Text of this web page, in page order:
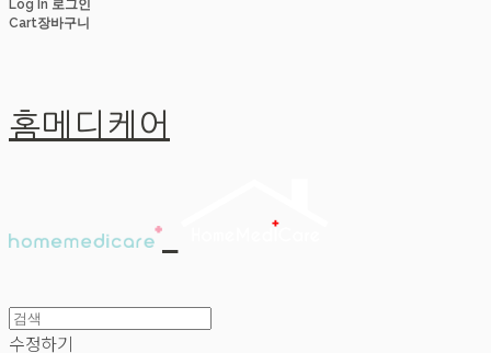
Log In 로그인
Cart장바구니
홈메디케어
수정하기